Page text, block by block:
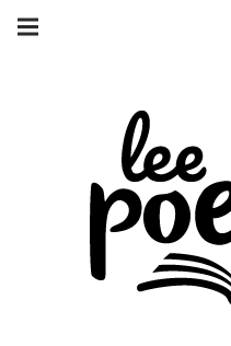
Skip
navigation